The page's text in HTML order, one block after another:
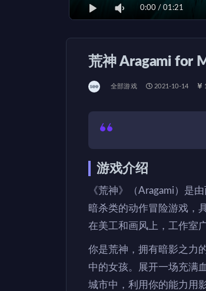
0:00 / 01:21
荒神 Aragami for
全部游戏 2021-10-14
游戏介绍
《荒神》（Aragami）是
暗杀类的动作冒险游戏，
在美工和画风上，工作室
你是荒神，拥有暗影之力
中的女孩。展开一场充满
城市中，利用你的能力用